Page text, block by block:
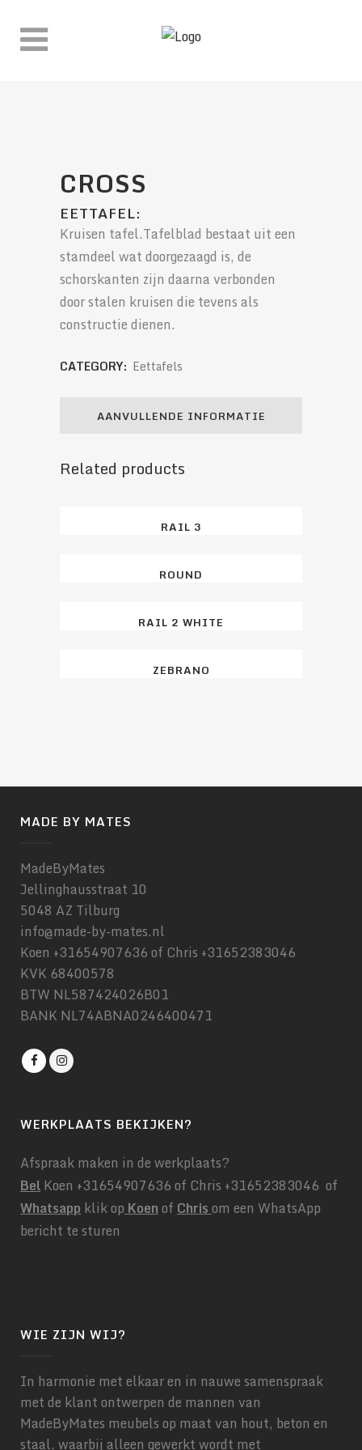
CROSS
EETTAFEL:
Kruisen tafel.Tafelblad bestaat uit een
stamdeel wat doorgezaagd is, de
schorskanten zijn daarna verbonden
door stalen kruisen die tevens als
constructie dienen.
CATEGORY: Eettafels
AANVULLENDE INFORMATIE
Related products
RAIL 3
ROUND
RAIL 2 WHITE
ZEBRANO
MADE BY MATES
MadeByMates
Jellinghausstraat 10
5048 AZ Tilburg
info@made-by-mates.nl
Koen +31654907636 of Chris +31652383046
KVK 68400578
BTW NL587424026B01
BANK NL74ABNA0246400471
WERKPLAATS BEKIJKEN?
Afspraak maken in de werkplaats?
BelKoen +31654907636 of Chris +31652383046 of
Whatsappklik opKoenofChrisom een WhatsApp
bericht te sturen
WIE ZIJN WIJ?
In harmonie met elkaar en in nauwe samenspraak
met de klant ontwerpen de mannen van
MadeByMates meubels op maat van hout, beton en
staal, waarbij alleen gewerkt wordt met